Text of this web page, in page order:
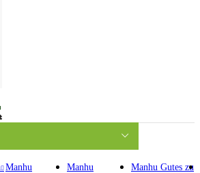
Manhu
Manhu
Manhu Gutes zu